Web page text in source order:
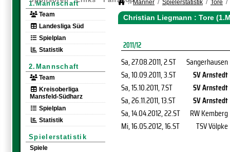
1.Mannschaft
Team
Landesliga Süd
Spielplan
Statistik
2.Mannschaft
Team
Kreisoberliga
Mansfeld-Südharz
Spielplan
Statistik
Spielerstatistik
Spiele
Männer Spielerstatistik Tore
Christian Liegmann : Tore
2011/12
Sa, 27.08.2011, 2.ST
Sangerhausen
Sa, 10.09.2011, 3.ST
SV Arnstedt
Sa, 15.10.2011, 7.ST
SV Arnstedt
Sa, 26.11.2011, 13.ST
SV Arnstedt
Sa, 14.04.2012, 22.ST
RW Kemberg
Mi, 16.05.2012, 16.ST TSV Völpke